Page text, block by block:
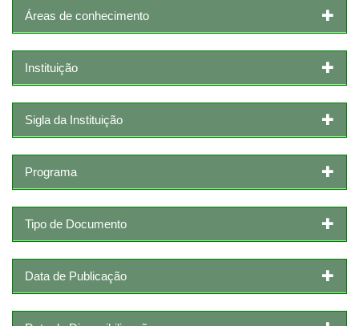
Áreas de conhecimento
Instituição
Sigla da Instituição
Programa
Tipo de Documento
Data de Publicação